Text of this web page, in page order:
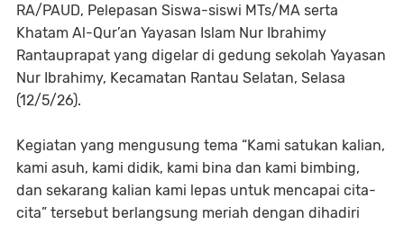
RA/PAUD, Pelepasan Siswa-siswi MTs/MA serta
Khatam Al-Qur’an Yayasan Islam Nur Ibrahimy
Rantauprapat yang digelar di gedung sekolah Yayasan
Nur Ibrahimy, Kecamatan Rantau Selatan, Selasa
(12/5/26).
Kegiatan yang mengusung tema “Kami satukan kalian,
kami asuh, kami didik, kami bina dan kami bimbing,
dan sekarang kalian kami lepas untuk mencapai cita-
cita” tersebut berlangsung meriah dengan dihadiri